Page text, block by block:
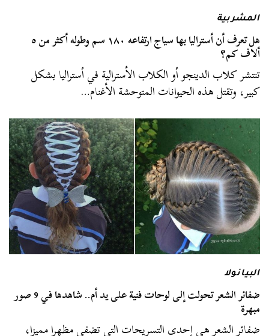
المشربية
هل تعرف أن أستراليا بها سياج ارتفاعه ١٨٠ سم وطوله أكثر من ٥
ألاف كم؟
تنتشر كلاب الدينجو أو الكلاب الأسترالية في أستراليا بشكل
كبير، وتقتل هذه الحيوانات المتوحشة الأغنام…
البيانولا
ضفائر الشعر تحولت إلى لوحات فنية على يد أم.. شاهدها في 9 صور
مبهرة
ضفائر الشعر هي إحدى التسريحات التي تضفي مظهرا مميزا،